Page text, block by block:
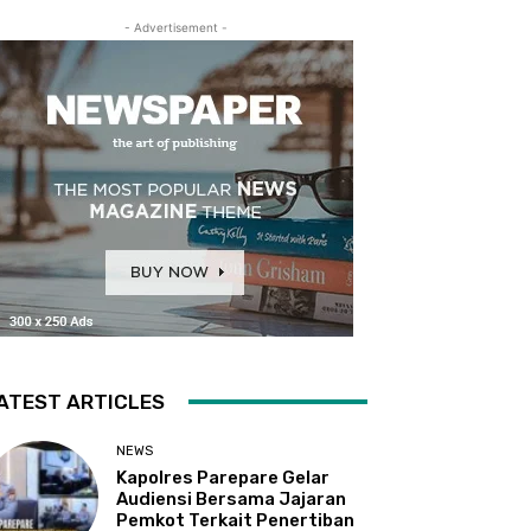
- Advertisement -
ARTICLES
NEWS
Kapolres Parepare Gelar
Audiensi Bersama Jajaran
Pemkot Terkait Penertiban